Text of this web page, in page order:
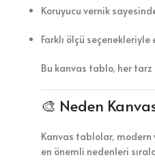
Koruyucu vernik
Farklı ölçü seçenekleriyle
Bu kanvas tablo, her tarz
🎨 Neden
Kanvas tablolar, modern
en önemli nedenleri